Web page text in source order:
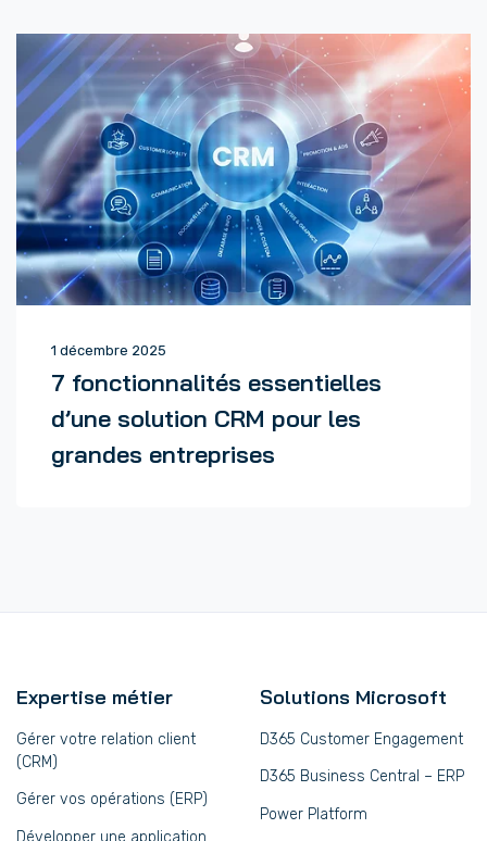
1 décembre 2025
7 fonctionnalités essentielles
d’une solution CRM pour les
grandes entreprises
Expertise métier
Gérer votre relation client
(CRM)
Gérer vos opérations (ERP)
Développer une application
Solutions Microsoft
D365 Customer Engagement
D365 Business Central – ERP
Power Platform